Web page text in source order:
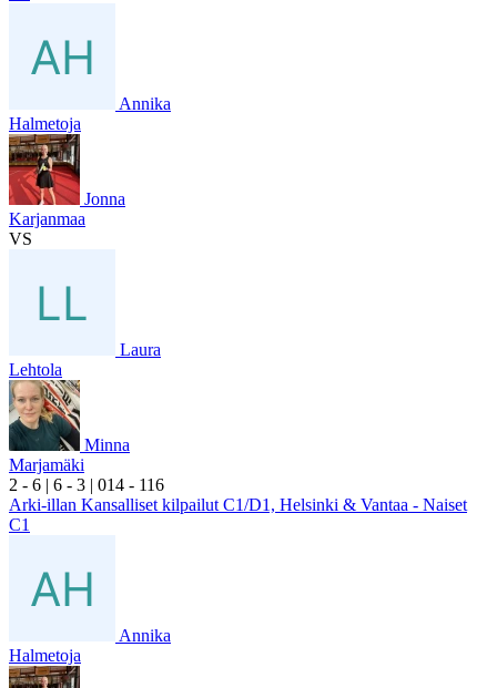
Annika
Halmetoja
Jonna
Karjanmaa
VS
Laura
Lehtola
Minna
Marjamäki
2 - 6 | 6 - 3 | 014 - 116
Arki-illan Kansalliset kilpailut C1/D1, Helsinki & Vantaa - Naiset
C1
Annika
Halmetoja